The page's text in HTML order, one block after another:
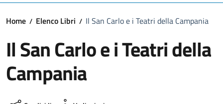
Home Elenco Libri Il San Carlo e i Teatri della Campania
Il San Carlo e i Teatri della
Campania